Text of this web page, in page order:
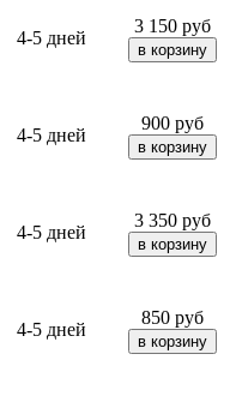
4-5 дней
3 150 руб
4-5 дней
900 руб
4-5 дней
3 350 руб
4-5 дней
850 руб